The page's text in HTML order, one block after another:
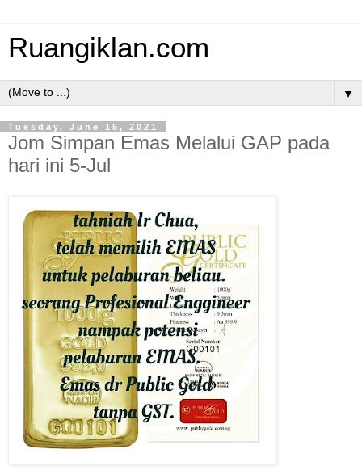
Ruangiklan.com
▼
Tuesday, June 15, 2021
Jom Simpan Emas Melalui GAP pada
hari ini 5-Jul